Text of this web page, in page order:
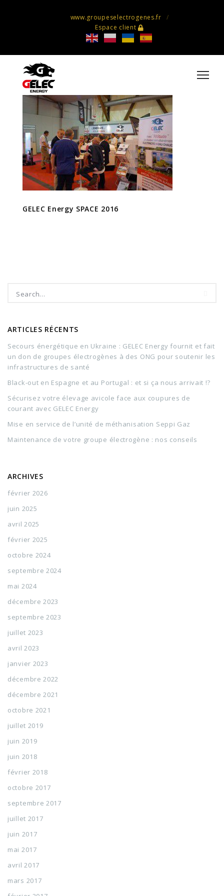
www.groupeselectrogenes.fr
Espace client
GELEC Energy SPACE 2016
GELEC Energy SPACE 2016
ARTICLES RÉCENTS
Secours énergétique en Ukraine : GELEC Energy fournit et fait
un don de groupes électrogènes à des ONG pour soutenir les
infrastructures de santé
Black-out en Espagne et au Portugal : et si ça nous arrivait !?
Sécurisez votre élevage avicole face aux coupures de
courant avec GELEC Energy
Mise en service de l’unité de méthanisation Seppi Gaz
Maintenance de votre groupe électrogène : nos conseils
ARCHIVES
février 2026
juin 2025
avril 2025
février 2025
octobre 2024
septembre 2024
mai 2024
décembre 2023
septembre 2023
juillet 2023
avril 2023
janvier 2023
décembre 2022
décembre 2021
octobre 2021
juillet 2019
juin 2019
juin 2018
février 2018
octobre 2017
septembre 2017
juillet 2017
juin 2017
mai 2017
avril 2017
mars 2017